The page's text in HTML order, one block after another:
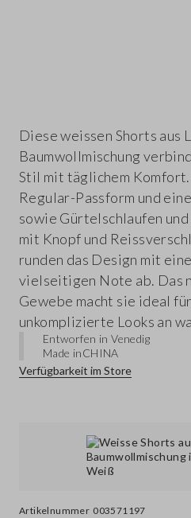
Artikelnummer 003571197
Diese weissen Shorts aus
Baumwollmischung
Stil mit täglichem
Regular-Passform und
sowie Gürtelschlaufen
mit Knopf und
runden das Design mit
vielseitigen Note ab. Das
Gewebe macht sie ideal
unkomplizierte Looks an
Entworfen in Venedig
Made inCHINA
Verfügbarkeit im Store